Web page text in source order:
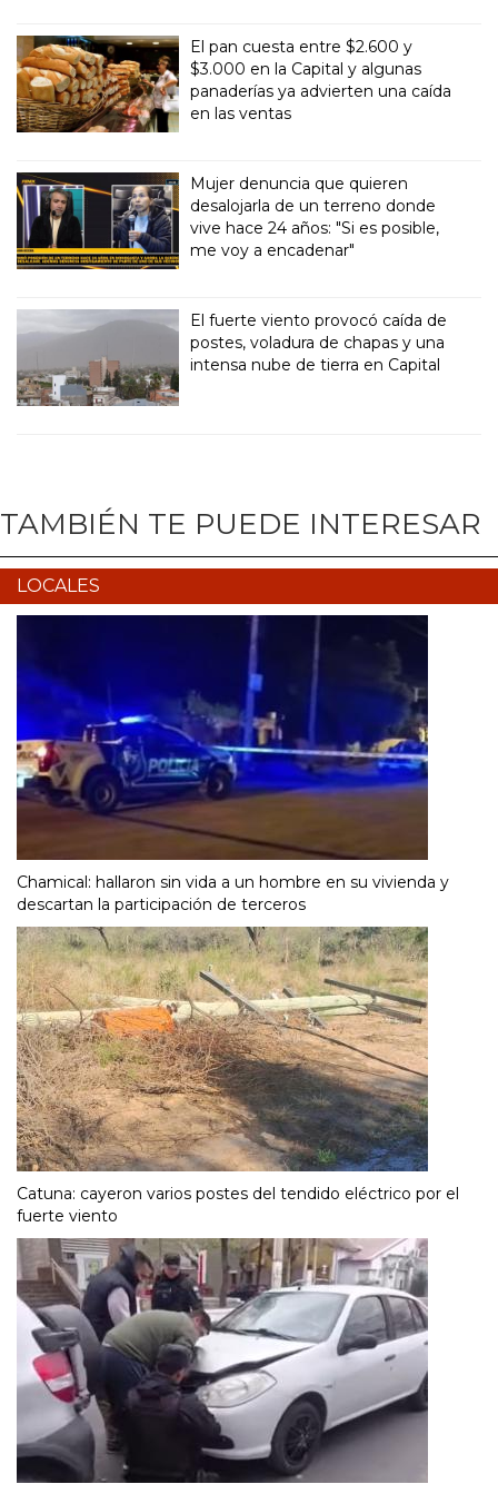
El pan cuesta entre $2.600 y
$3.000 en la Capital y algunas
panaderías ya advierten una caída
en las ventas
Mujer denuncia que quieren
desalojarla de un terreno donde
vive hace 24 años: "Si es posible,
me voy a encadenar"
El fuerte viento provocó caída de
postes, voladura de chapas y una
intensa nube de tierra en Capital
TAMBIÉN TE PUEDE INTERESAR
LOCALES
Chamical: hallaron sin vida a un hombre en su vivienda y
descartan la participación de terceros
Catuna: cayeron varios postes del tendido eléctrico por el
fuerte viento